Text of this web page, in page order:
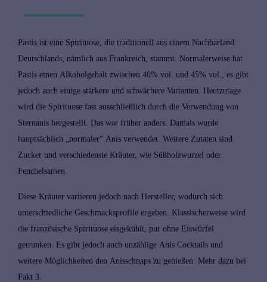
Pastis ist eine Spirituose, die traditionell aus einem Nachbarland
Deutschlands, nämlich aus Frankreich, stammt. Normalerweise hat
Pastis einen Alkoholgehalt zwischen 40% vol. und 45% vol., es gibt
jedoch auch einige stärkere und schwächere Varianten. Heutzutage
wird die Spirituose fast ausschließlich durch die Verwendung von
Sternanis hergestellt. Das war früher anders. Damals wurde
hauptsächlich „normaler“ Anis verwendet. Weitere Zutaten sind
Zucker und verschiedenste Kräuter, wie Süßholzwurzel oder
Fenchelsamen.
Diese Kräuter variieren jedoch nach Hersteller, wodurch sich
unterschiedliche Geschmacksprofile ergeben. Klassischerweise wird
die französische Spirituose eisgekühlt, pur ohne Eiswürfel
getrunken. Es gibt jedoch auch unzählige Anis Cocktails und
weitere Möglichkeiten den Anisschnaps zu genießen. Mehr dazu bei
Fakt 3.